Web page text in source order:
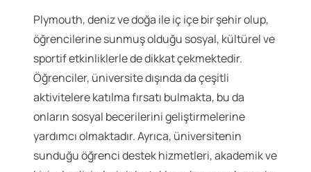
Plymouth, deniz ve doğa ile iç içe bir şehir olup,
öğrencilerine sunmuş olduğu sosyal, kültürel ve
sportif etkinliklerle de dikkat çekmektedir.
Öğrenciler, üniversite dışında da çeşitli
aktivitelere katılma fırsatı bulmakta, bu da
onların sosyal becerilerini geliştirmelerine
yardımcı olmaktadır. Ayrıca, üniversitenin
sunduğu öğrenci destek hizmetleri, akademik ve